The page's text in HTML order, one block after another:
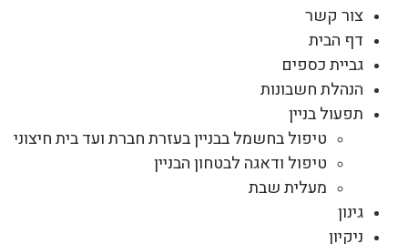
צור קשר
דף הבית
גביית כספים
הנהלת חשבונות
תפעול בניין
טיפול בחשמל בבניין בעזרת חברת ועד בית חיצוני
טיפול ודאגה לבטחון הבניין
מעלית שבת
גינון
ניקיון